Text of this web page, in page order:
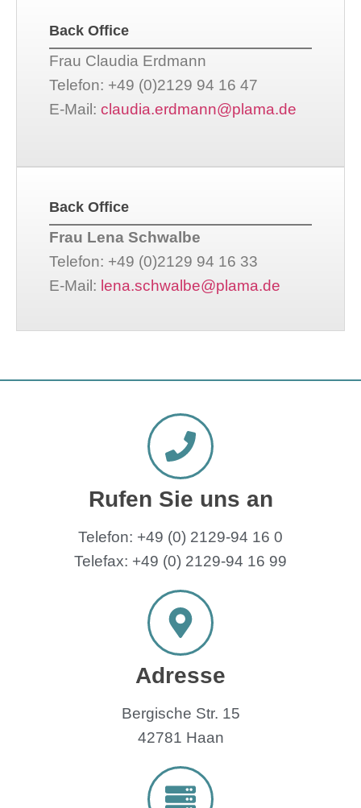
Back Office
Frau Claudia Erdmann
Telefon: +49 (0)2129 94 16 47
E-Mail: claudia.erdmann@plama.de
Back Office
Frau Lena Schwalbe
Telefon: +49 (0)2129 94 16 33
E-Mail: lena.schwalbe@plama.de
Rufen Sie uns an
Telefon: +49 (0) 2129-94 16 0
Telefax: +49 (0) 2129-94 16 99
Adresse
Bergische Str. 15
42781 Haan